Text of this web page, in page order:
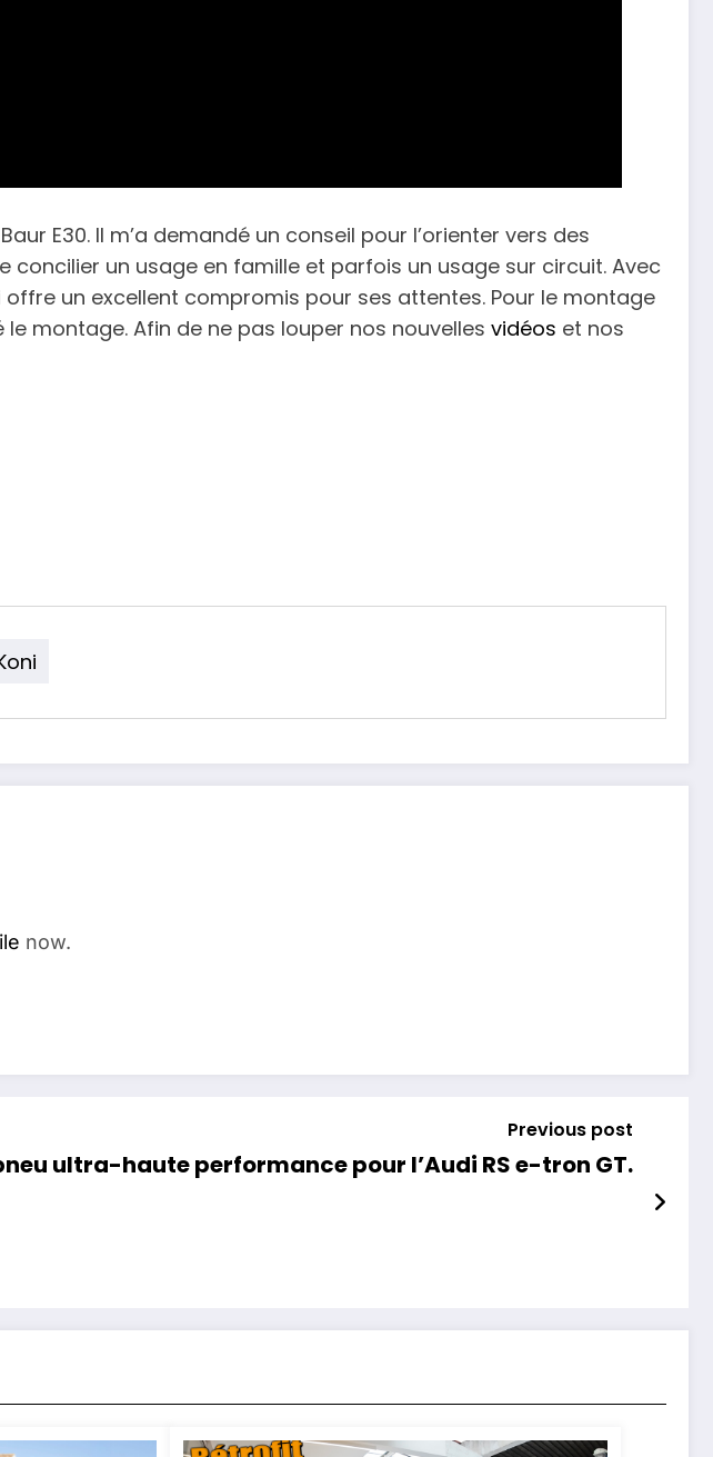
E30. Il m’a demandé un conseil pour l’orienter vers des
un usage en famille et parfois un usage sur circuit. Avec
offre un excellent compromis pour ses attentes. Pour le montage
montage. Afin de ne pas louper nos nouvelles vidéos et nos
now.
Previous post
ultra-haute performance pour l’Audi RS e-tron GT.